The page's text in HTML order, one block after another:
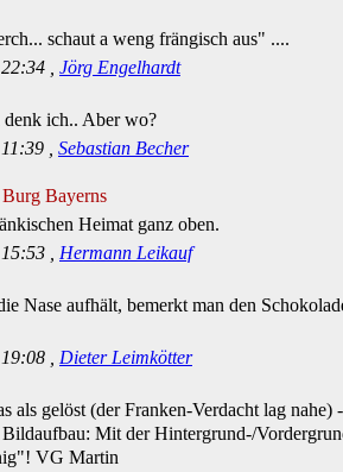
schaut a weng frängisch aus" ....
, Jörg Engelhardt
denk ich.. Aber wo?
, Sebastian Becher
Bayerns
Heimat ganz oben.
, Hermann Leikauf
Nase aufhält, bemerkt man den
, Dieter Leimkötter
als gelöst (der Franken-Verdacht lag
Bildaufbau: Mit der Hintergrund-/
VG Martin